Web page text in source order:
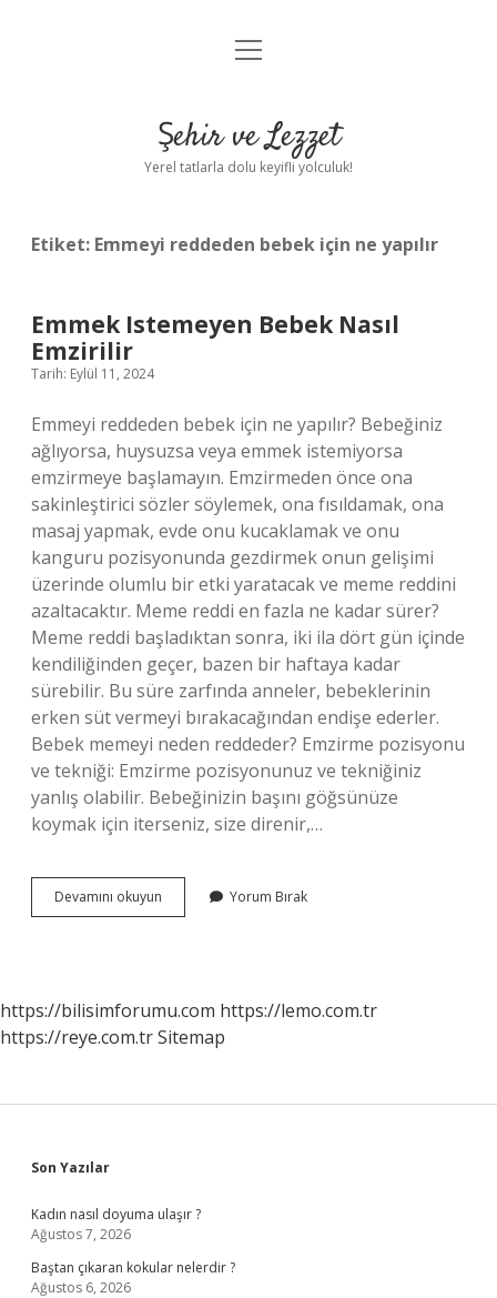
Anasayfa
Yasal Uyarı
menüyü
Şehir ve Lezzet
Yerel tatlarla dolu keyifli yolculuk!
Etiket: Emmeyi reddeden bebek için ne yapılır
Emmek Istemeyen Bebek Nasıl
Emzirilir
Tarih: Eylül 11, 2024
Emmeyi reddeden bebek için ne yapılır? Bebeğiniz
ağlıyorsa, huysuzsa veya emmek istemiyorsa
emzirmeye başlamayın. Emzirmeden önce ona
sakinleştirici sözler söylemek, ona fısıldamak, ona
masaj yapmak, evde onu kucaklamak ve onu
kanguru pozisyonunda gezdirmek onun gelişimi
üzerinde olumlu bir etki yaratacak ve meme reddini
azaltacaktır. Meme reddi en fazla ne kadar sürer?
Meme reddi başladıktan sonra, iki ila dört gün içinde
kendiliğinden geçer, bazen bir haftaya kadar
sürebilir. Bu süre zarfında anneler, bebeklerinin
erken süt vermeyi bırakacağından endişe ederler.
Bebek memeyi neden reddeder? Emzirme pozisyonu
ve tekniği: Emzirme pozisyonunuz ve tekniğiniz
yanlış olabilir. Bebeğinizin başını göğsünüze
koymak için iterseniz, size direnir,…
Devamını okuyun
Istemeyen
Yorum Bırak
https://bilisimforumu.com https://lemo.com.tr
https://reye.com.trSitemap
Sidebar
Son Yazılar
Kadın nasıl doyuma ulaşır ?
Ağustos 7, 2026
Baştan çıkaran kokular nelerdir ?
Ağustos 6, 2026